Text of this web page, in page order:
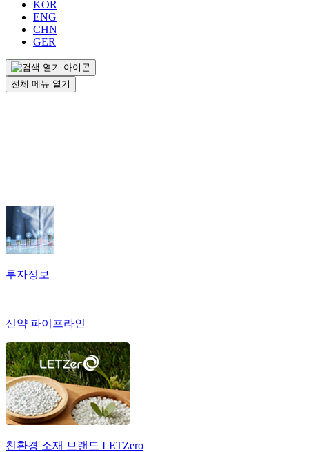
KOR
ENG
CHN
GER
전체 메뉴 열기
투자정보
신약 파이프라인
친환경 소재 브랜드 LETZero